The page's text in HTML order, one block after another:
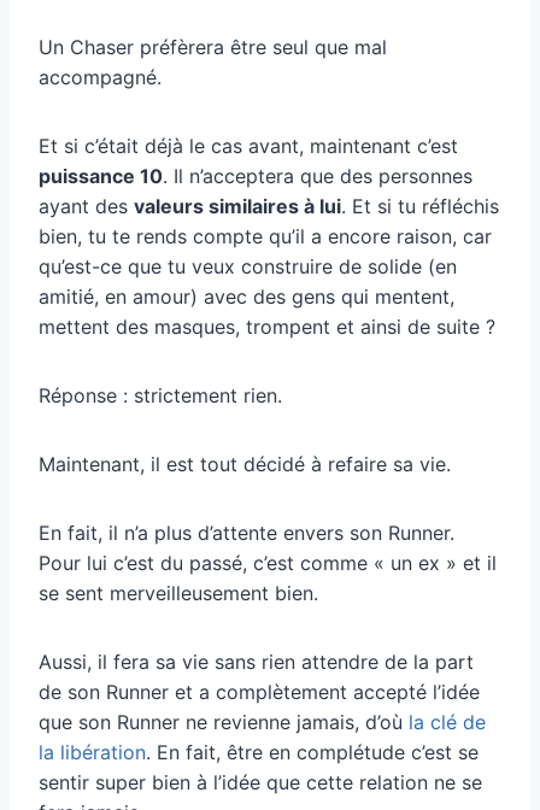
Un Chaser préfèrera être seul que mal
accompagné.
Et si c’était déjà le cas avant, maintenant c’est
puissance 10. Il n’acceptera que des personnes
ayant des valeurs similaires à lui. Et si tu réfléchis
bien, tu te rends compte qu’il a encore raison, car
qu’est-ce que tu veux construire de solide (en
amitié, en amour) avec des gens qui mentent,
mettent des masques, trompent et ainsi de suite ?
Réponse : strictement rien.
Maintenant, il est tout décidé à refaire sa vie.
En fait, il n’a plus d’attente envers son Runner.
Pour lui c’est du passé, c’est comme « un ex » et il
se sent merveilleusement bien.
Aussi, il fera sa vie sans rien attendre de la part
de son Runner et a complètement accepté l’idée
que son Runner ne revienne jamais, d’où la clé de
la libération. En fait, être en complétude c’est se
sentir super bien à l’idée que cette relation ne se